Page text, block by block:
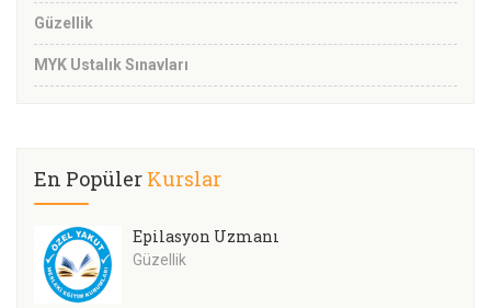
Güzellik
MYK Ustalık Sınavları
En Popüler Kurslar
Epilasyon Uzmanı
Güzellik